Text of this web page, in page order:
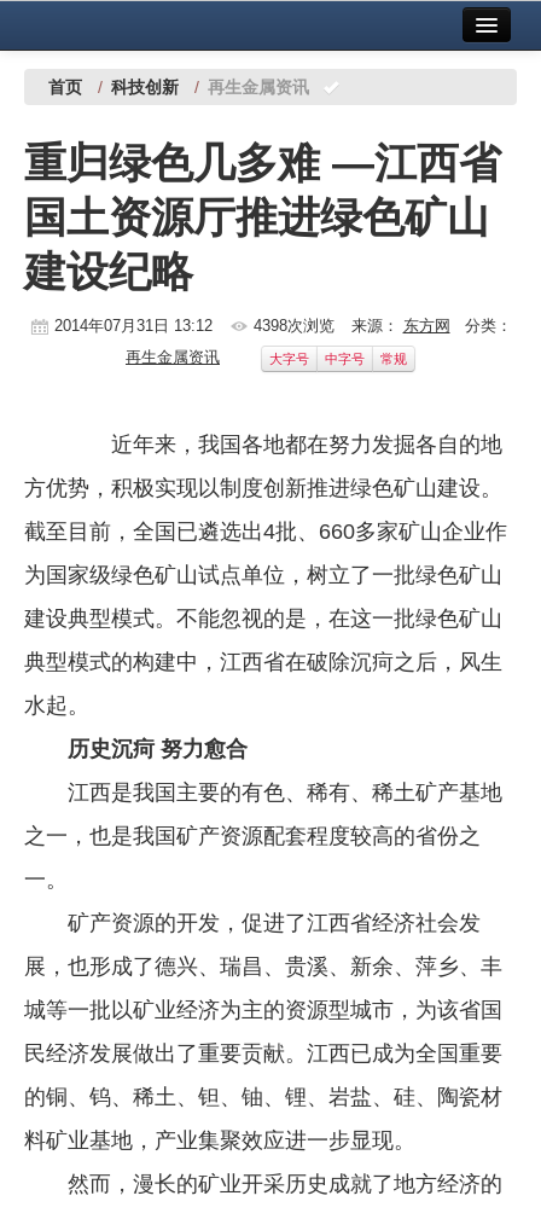
中国有色金属报社主办 广告服务
铜镍铅锌
铝
稀有稀土
有色市场
党建工作
企业文化
《资源再生》杂志
行情报价
首页 / 科技创新 / 再生金属资讯
重归绿色几多难 —江西省
国土资源厅推进绿色矿山
建设纪略
2014年07月31日 13:12 4398次浏览 来源： 东方网 分类：
再生金属资讯
大字号 中字号 常规
近年来，我国各地都在努力发掘各自的地
方优势，积极实现以制度创新推进绿色矿山建设。
截至目前，全国已遴选出4批、660多家矿山企业作
为国家级绿色矿山试点单位，树立了一批绿色矿山
建设典型模式。不能忽视的是，在这一批绿色矿山
典型模式的构建中，江西省在破除沉疴之后，风生
水起。
历史沉疴 努力愈合
江西是我国主要的有色、稀有、稀土矿产基地
之一，也是我国矿产资源配套程度较高的省份之
一。
矿产资源的开发，促进了江西省经济社会发
展，也形成了德兴、瑞昌、贵溪、新余、萍乡、丰
城等一批以矿业经济为主的资源型城市，为该省国
民经济发展做出了重要贡献。江西已成为全国重要
的铜、钨、稀土、钽、铀、锂、岩盐、硅、陶瓷材
料矿业基地，产业集聚效应进一步显现。
然而，漫长的矿业开采历史成就了地方经济的